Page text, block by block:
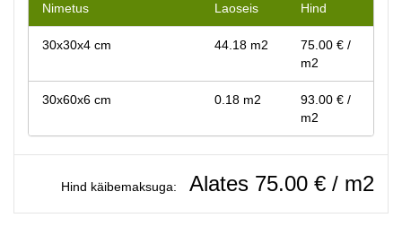
Nimetus Laoseis Hind
30x30x4 cm 44.18 m2
75.00 € /
m2
30x60x6 cm 0.18 m2
93.00 € /
m2
Hind käibemaksuga: Alates 75.00 € / m2